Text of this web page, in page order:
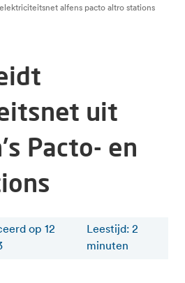
alfens pacto altro stations
uit
Pacto- en
op 12
Leestijd: 2
minuten